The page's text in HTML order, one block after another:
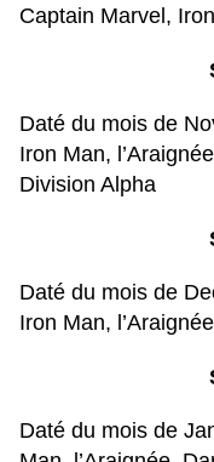
Captain Marvel,
Daté du mois de
Iron Man,
Division Alpha
Daté du mois de
Iron Man,
Daté du mois de